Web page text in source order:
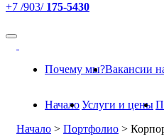
+7 /903/ 175-5430
Почему мы?Вакансии
НачалоУслуги и цены
Начало > Портфолио >